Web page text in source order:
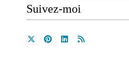
Suivez-moi